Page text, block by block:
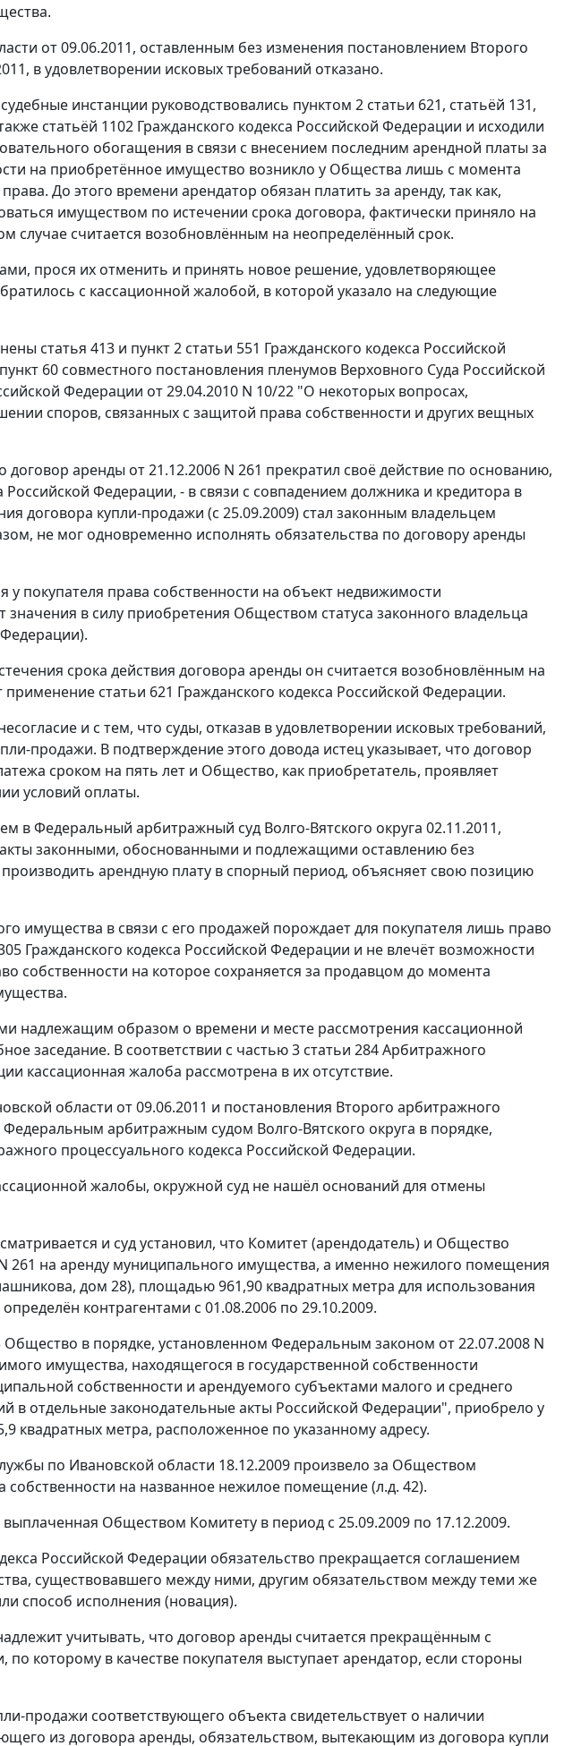
от 09.06.2011, оставленным без изменения постановлением Второго
в удовлетворении исковых требований отказано.
инстанции руководствовались пунктом 2 статьи 621, статьёй 131,
статьёй 1102 Гражданского кодекса Российской Федерации и исходили
обогащения в связи с внесением последним арендной платы за
на приобретённое имущество возникло у Общества лишь с момента
До этого времени арендатор обязан платить за аренду, так как,
имуществом по истечении срока договора, фактически приняло на
случае считается возобновлённым на неопределённый срок.
прося их отменить и принять новое решение, удовлетворяющее
с кассационной жалобой, в которой указало на следующие
статья 413 и пункт 2 статьи 551 Гражданского кодекса Российской
пункт 60 совместного постановления пленумов Верховного Суда Российской
Федерации от 29.04.2010 N 10/22 "О некоторых вопросах,
споров, связанных с защитой права собственности и других вещных
аренды от 21.12.2006 N 261 прекратил своё действие по основанию,
Российской Федерации, - в связи с совпадением должника и кредитора в
договора купли-продажи (с 25.09.2009) стал законным владельцем
не мог одновременно исполнять обязательства по договору аренды
покупателя права собственности на объект недвижимости
значения в силу приобретения Обществом статуса законного владельца
срока действия договора аренды он считается возобновлённым на
применение статьи 621 Гражданского кодекса Российской Федерации.
и с тем, что суды, отказав в удовлетворении исковых требований,
продажи. В подтверждение этого довода истец указывает, что договор
сроком на пять лет и Общество, как приобретатель, проявляет
условий оплаты.
в Федеральный арбитражный суд Волго-Вятского округа 02.11.2011,
законными, обоснованными и подлежащими оставлению без
арендную плату в спорный период, объясняет свою позицию
имущества в связи с его продажей порождает для покупателя лишь право
Гражданского кодекса Российской Федерации и не влечёт возможности
собственности на которое сохраняется за продавцом до момента
надлежащим образом о времени и месте рассмотрения кассационной
заседание. В соответствии с частью 3 статьи 284Арбитражного
кассационная жалоба рассмотрена в их отсутствие.
области от 09.06.2011 и постановления Второго арбитражного
арбитражным судом Волго-Вятского округа в порядке,
процессуального кодекса Российской Федерации.
жалобы, окружной суд не нашёл оснований для отмены
и суд установил, что Комитет (арендодатель) и Общество
261 на аренду муниципального имущества, а именно нежилого помещения
дом 28), площадью 961,90 квадратных метра для использования
контрагентами с 01.08.2006 по 29.10.2009.
в порядке, установленном Федеральным законом от 22.07.2008 N
имущества, находящегося в государственной собственности
собственности и арендуемого субъектами малого и среднего
в отдельные законодательные акты Российской Федерации", приобрело у
метра, расположенное по указанному адресу.
по Ивановской области 18.12.2009 произвело за Обществом
собственности на названное нежилое помещение (л.д. 42).
Обществом Комитету в период с 25.09.2009 по 17.12.2009.
Российской Федерации обязательство прекращается соглашением
существовавшего между ними, другим обязательством между теми же
способ исполнения (новация).
учитывать, что договор аренды считается прекращённым с
которому в качестве покупателя выступает арендатор, если стороны
продажи соответствующего объекта свидетельствует о наличии
из договора аренды, обязательством, вытекающим из договора купли